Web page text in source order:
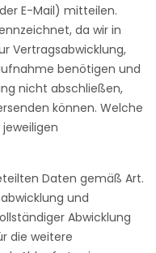
E-Mail) mitteilen.
da wir in
Vertragsabwicklung,
benötigen und
nicht abschließen,
können. Welche
Daten gemäß Art.
und
Abwicklung
die weitere